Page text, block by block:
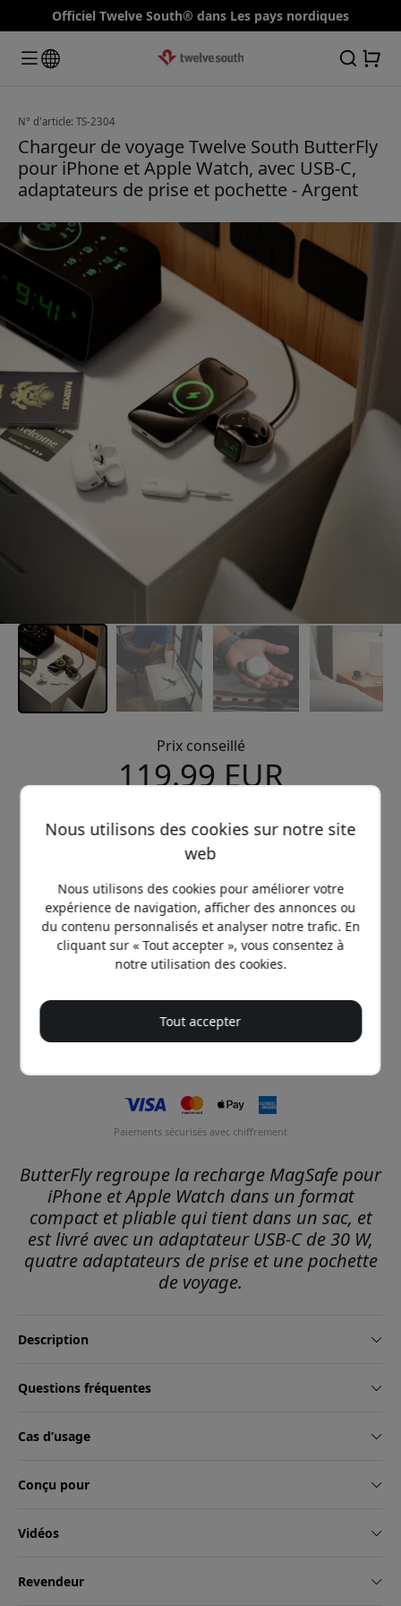
Officiel Twelve South® dans Les pays nordiques
N° d'article: TS-2304
Chargeur de voyage Twelve South ButterFly
pour iPhone et Apple Watch, avec USB-C,
adaptateurs de prise et pochette - Argent
Prix conseillé
119.99 EUR
Achetez maintenant
Expédition de 9.99 EUR en France
Pas de frais cachés
Retour sous 30 jours
Paiements sécurisés avec chiffrement
ButterFly regroupe la recharge MagSafe pour
iPhone et Apple Watch dans un format
compact et pliable qui tient dans un sac, et
est livré avec un adaptateur USB-C de 30 W,
quatre adaptateurs de prise et une pochette
de voyage.
Description
Questions fréquentes
Cas d’usage
Conçu pour
Vidéos
Revendeur
Nous utilisons des cookies sur notre site
web
Nous utilisons des cookies pour améliorer votre
expérience de navigation, afficher des annonces ou
du contenu personnalisés et analyser notre trafic. En
cliquant sur « Tout accepter », vous consentez à
notre utilisation des cookies.
Tout accepter